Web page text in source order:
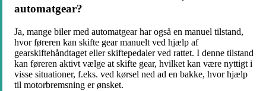
automatgear?
Ja, mange biler med automatgear har også en manuel tilstand,
hvor føreren kan skifte gear manuelt ved hjælp af
gearskiftehåndtaget eller skiftepedaler ved rattet. I denne tilstand
kan føreren aktivt vælge at skifte gear, hvilket kan være nyttigt i
visse situationer, f.eks. ved kørsel ned ad en bakke, hvor hjælp
til motorbremsning er ønsket.